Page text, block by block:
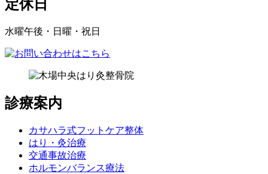
定休日
水曜午後・日曜・祝日
診療案内
カサハラ式フットケア整体
はり・灸治療
交通事故治療
ホルモンバランス療法